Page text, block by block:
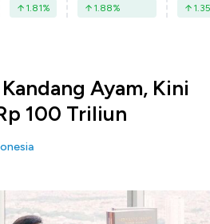
1.81% 1.88% 1.35
Ayam, Kini
100 Triliun